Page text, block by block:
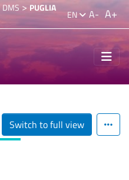
DMS > PUGLIA
EN A- A+
Switch to full view